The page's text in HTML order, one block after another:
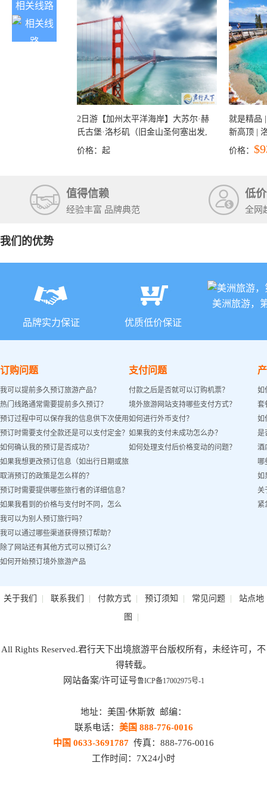
相关线路
2日游【加州太平洋海岸】大苏尔·赫
氏古堡·洛杉矶（旧金山圣何塞出发,
洛杉矶结束）
价格： 起
就是精品
新高顶 |
彩穴+马
价格：
值得信赖
经验丰富 品牌典范
低
全网
我们的优势
品牌实力保证 优质低价保证
美洲旅游，
订购问题
我可以提前多久预订旅游产品？
热门线路通常需要提前多久预订？
预订过程中可以保存我的信息供下次使用
吗？
预订时需要支付全款还是可以支付定金？
如何确认我的预订是否成功？
如果我想更改预订信息（如出行日期或旅
客姓名）怎么办？
取消预订的政策是怎么样的？
预订时需要提供哪些旅行者的详细信息？
如果我看到的价格与支付时不同，怎么
办？
我可以为别人预订旅行吗？
我可以通过哪些渠道获得预订帮助？
除了网站还有其他方式可以预订么？
如何开始预订境外旅游产品
支付问题
付款之后是否就可以订购机票？
境外旅游网站支持哪些支付方式？
如何进行外币支付？
如果我的支付未成功怎么办？
如何处理支付后价格变动的问题？
如
套
如
是
酒
哪
如
关
紧
关于我们 | 联系我们 | 付款方式| 预订须知 | 常见问题| 站点地
图 |
All Rights Reserved.君行天下出境旅游平台版权所有，未经许可，不
得转载。
网站备案/许可证号鲁ICP备17002975号-1
地址：美国·休斯敦 邮编：
联系电话： 美国 888-776-0016
中国 0633-3691787 传真：888-776-0016
工作时间：7X24小时